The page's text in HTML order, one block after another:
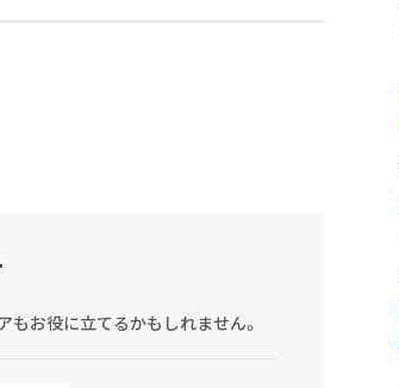
お役に立てるかもしれません。